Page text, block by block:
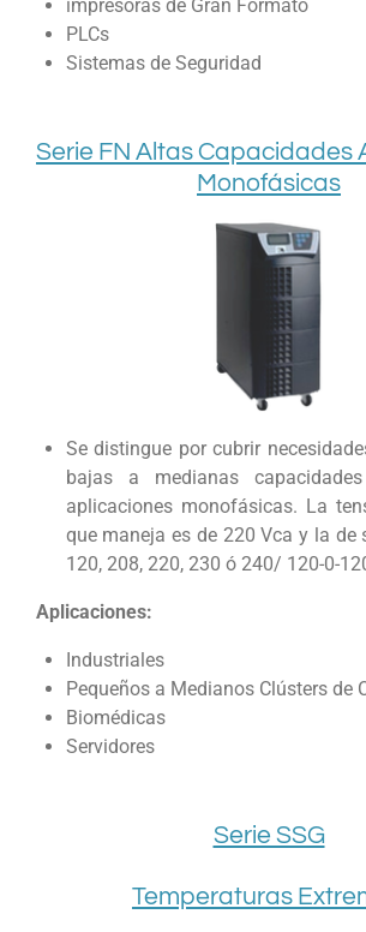
impresoras de Gran Formato
PLCs
Sistemas de Seguridad
Serie FN Altas Capacidades
Monofásicas
Se distingue por cubrir
bajas a medianas
aplicaciones monofásicas. La
que maneja es de 220 Vca y la de
120, 208, 220, 230 ó 240/ 120-0-
Aplicaciones:
Industriales
Pequeños a Medianos Clústers de
Biomédicas
Servidores
Serie SSG
Temperaturas